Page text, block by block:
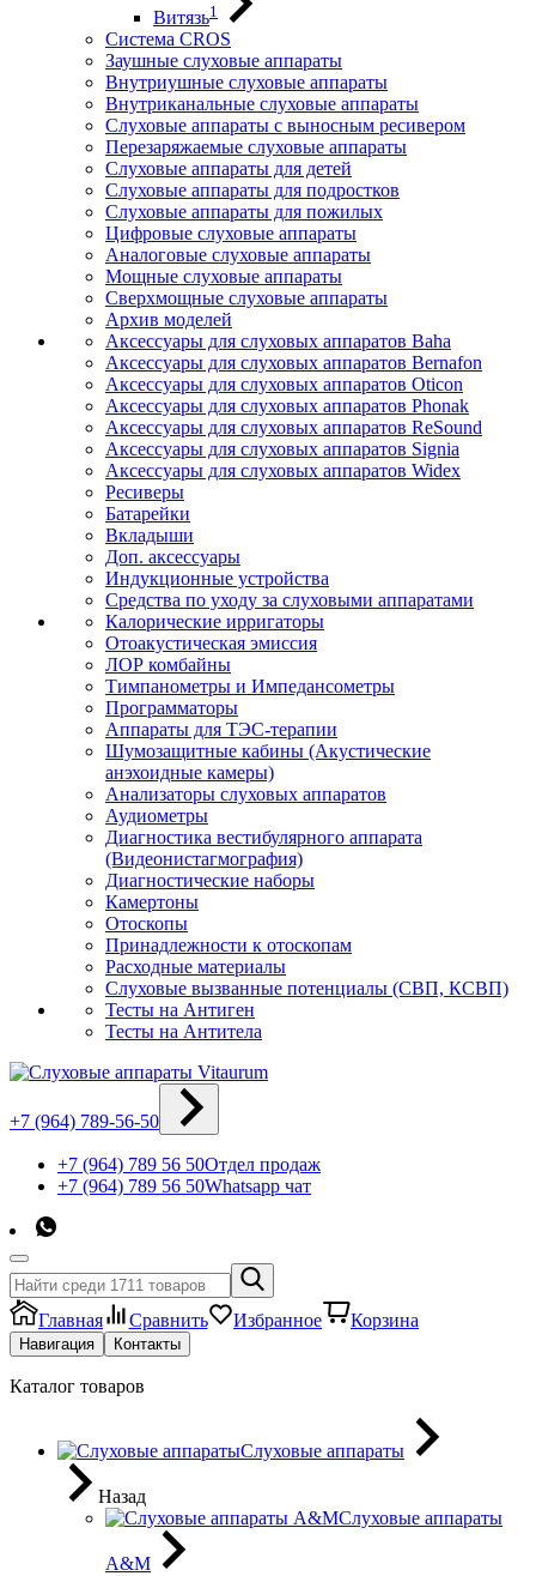
Витязь1
Система CROS
Заушные слуховые аппараты
Внутриушные слуховые аппараты
Внутриканальные слуховые аппараты
Слуховые аппараты с выносным ресивером
Перезаряжаемые слуховые аппараты
Слуховые аппараты для детей
Слуховые аппараты для подростков
Слуховые аппараты для пожилых
Цифровые слуховые аппараты
Аналоговые слуховые аппараты
Мощные слуховые аппараты
Сверхмощные слуховые аппараты
Архив моделей
Аксессуары для слуховых аппаратов Baha
Аксессуары для слуховых аппаратов Bernafon
Аксессуары для слуховых аппаратов Oticon
Аксессуары для слуховых аппаратов Phonak
Аксессуары для слуховых аппаратов ReSound
Аксессуары для слуховых аппаратов Signia
Аксессуары для слуховых аппаратов Widex
Ресиверы
Батарейки
Вкладыши
Доп. аксессуары
Индукционные устройства
Средства по уходу за слуховыми аппаратами
Калорические ирригаторы
Отоакустическая эмиссия
ЛОР комбайны
Тимпанометры и Импедансометры
Программаторы
Аппараты для ТЭС-терапии
Шумозащитные кабины (Акустические
анэхоидные камеры)
Анализаторы слуховых аппаратов
Аудиометры
Диагностика вестибулярного аппарата
(Видеонистагмография)
Диагностические наборы
Камертоны
Отоскопы
Принадлежности к отоскопам
Расходные материалы
Слуховые вызванные потенциалы (СВП, КСВП)
Тесты на Антиген
Тесты на Антитела
+7 (964) 789-56-50
+7 (964) 789 56 50Отдел продаж
+7 (964) 789 56 50Whatsapp чат
Главная Сравнить Избранное Корзина
Навигация Контакты
Каталог товаров
Слуховые аппараты
Назад
Слуховые аппараты
A&M